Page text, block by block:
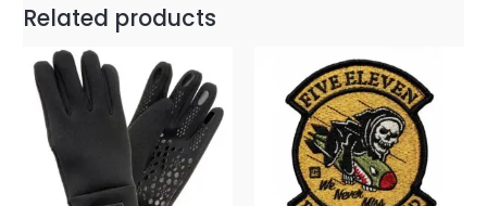
Related products